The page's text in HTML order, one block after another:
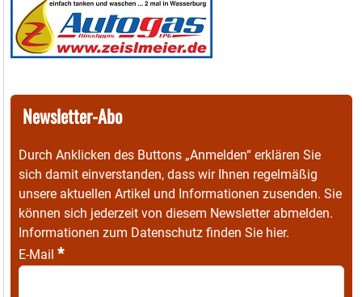
Newsletter-Abo
Durch Anklicken des Buttons „Anmelden“ erklären Sie
sich damit einverstanden, dass wir Ihnen regelmäßig
unsere aktuellen Artikel und Informationen zusenden. Sie
können sich jederzeit von diesem Newsletter abmelden.
Informationen zum Datenschutz finden Sie hier.
E-Mail *